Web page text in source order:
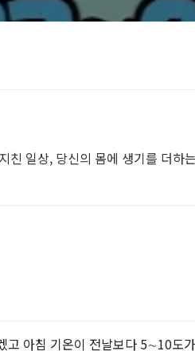
친 일상, 당신의 몸에 생기를 더하
고 아침 기온이 전날보다 5∼10도